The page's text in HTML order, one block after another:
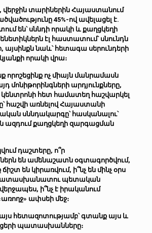
վերջին տարիներին Հայաստանում
45%-ով ավելացել է.
են՝ սննդի որակի և քաղցկեղի
էլ հաստատում՝ սնունդն
այսինքն նաև՝ հետագա սերունդերի
որակի վրա։
որոշեցինք ոչ միայն մանրամասն
մոնիթորինգների արդյունքները,
հետ համատեղ հաշվարկել
հաշվի առնելով Հայաստանի
սննդակարգը՝ հասկանալու՝
ազդում քաղցկեղի զարգացման
դաշտերը, ո՞ր
են ամենաշատն օգտագործվում,
են կիրառվում, ի՞նչ են մինչ օրս
պետական
ի՞նչ է իրականում
ափսեի մեջ։
հետազոտությամբ՝ գտանք այս և
պատասխանները։